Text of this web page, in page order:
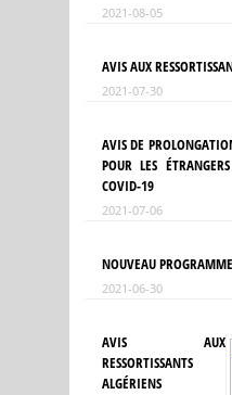
2021-08-05
AVIS AUX
2021-07-30
AVIS DE
POUR LES
COVID-19
2021-07-06
NOUVEAU
2021-06-30
AVIS AUX
RESSORTISSANTS
ALGÉRIENS